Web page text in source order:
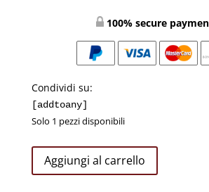
100% secure
Condividi su:
[addtoany]
Solo 1 pezzi disponibili
Bracciale
Albero
Aggiungi al carrello